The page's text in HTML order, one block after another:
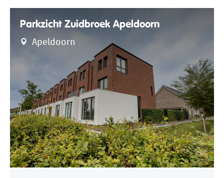
Parkzicht Zuidbroek Apeldoorn
Apeldoorn